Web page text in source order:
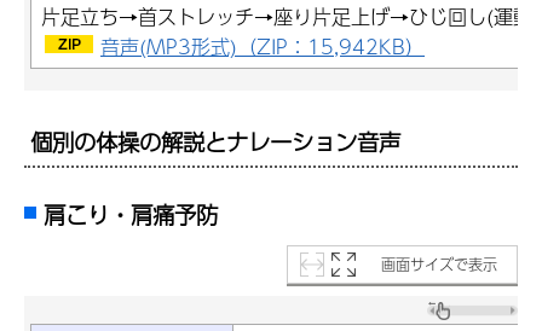
片足立ち→首ストレッチ→座り片足上げ→ひじ回し(運動
音声(MP3形式)（ZIP：15,942KB）
個別の体操の解説とナレーション音声
肩こり・肩痛予防
画面サイズで表示